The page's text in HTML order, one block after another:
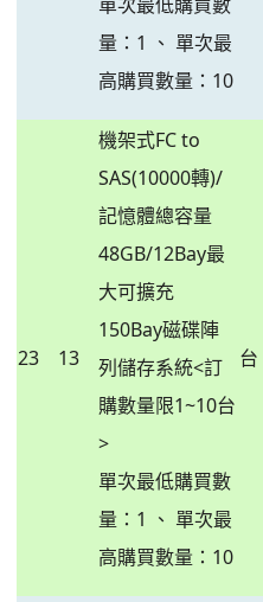
量：1 、 單次最
高購買數量：10
23 13
機架式FC to
SAS(10000轉)/
記憶體總容量
48GB/12Bay最
大可擴充
150Bay磁碟陣
列儲存系統<訂
購數量限1~10台
>
單次最低購買數
量：1 、 單次最
高購買數量：10
台